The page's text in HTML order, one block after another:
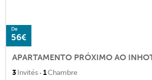
De
56€
APARTAMENTO PRÓXIMO AO
3Invités · 1Chambre